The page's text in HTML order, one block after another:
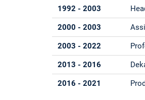
1992 - 2003
2000 - 2003
2003 - 2022
2013 - 2016
2016 - 2021